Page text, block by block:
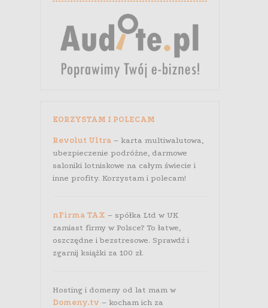
KORZYSTAM I POLECAM
Revolut Ultra– karta multiwalutowa,
ubezpieczenie podróżne, darmowe
saloniki lotniskowe na całym świecie i
inne profity. Korzystam i polecam!
nFirma TAX – spółka Ltd w UK
zamiast firmy w Polsce? To łatwe,
oszczędne i bezstresowe. Sprawdź i
zgarnij książki za 100 zł.
Hosting i domeny od lat mam w
Domeny.tv – kocham ich za